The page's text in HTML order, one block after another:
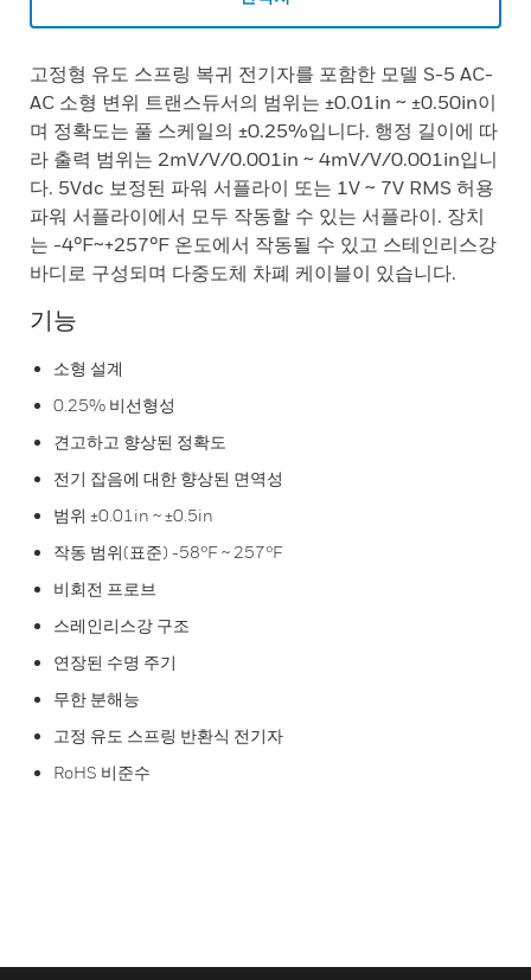
고정형 유도 스프링 복귀 전기자를 포함한 모델 S-5 AC-
AC 소형 변위 트랜스듀서의 범위는 ±0.01in ~ ±0.50in이
며 정확도는 풀 스케일의 ±0.25%입니다. 행정 길이에 따
라 출력 범위는 2mV/V/0.001in ~ 4mV/V/0.001in입니
다. 5Vdc 보정된 파워 서플라이 또는 1V ~ 7V RMS 허용
파워 서플라이에서 모두 작동할 수 있는 서플라이. 장치
는 -4°F~+257°F 온도에서 작동될 수 있고 스테인리스강
바디로 구성되며 다중도체 차폐 케이블이 있습니다.
기능
소형 설계
0.25% 비선형성
견고하고 향상된 정확도
전기 잡음에 대한 향상된 면역성
범위 ±0.01in ~ ±0.5in
작동 범위(표준) -58°F ~ 257°F
비회전 프로브
스레인리스강 구조
연장된 수명 주기
무한 분해능
고정 유도 스프링 반환식 전기자
RoHS 비준수